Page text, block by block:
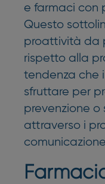
e farmaci con
Questo
proattività da
rispetto alla
tendenza che
sfruttare per
prevenzione
attraverso i